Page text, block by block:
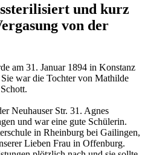
und kurz
von der
am 31. Januar 1894 in Konstanz
war die Tochter von Mathilde
Neuhauser Str. 31. Agnes
und war eine gute Schülerin.
in Rheinburg bei Gailingen,
Lieben Frau in Offenburg.